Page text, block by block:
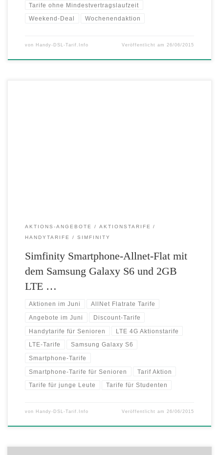
Tarife ohne Mindestvertragslaufzeit
Weekend-Deal Wochenendaktion
von Handy-DSL-Tarif.Info Veröffentlicht am26/06/2015
AKTIONS-ANGEBOTE
AKTIONSTARIFE
HANDYTARIFE
SIMFINITY
Simfinity Smartphone-Allnet-Flat mit
dem Samsung Galaxy S6 und 2GB
LTE …
Aktionen im Juni AllNet Flatrate Tarife
Angebote im Juni Discount-Tarife
Handytarife für Senioren LTE 4G Aktionstarife
LTE-Tarife Samsung Galaxy S6
Smartphone-Tarife
Smartphone-Tarife für Senioren Tarif Aktion
Tarife für junge Leute Tarife für Studenten
von Handy-DSL-Tarif.Info Veröffentlicht am26/06/2015